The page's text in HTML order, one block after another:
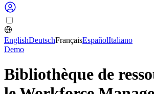
EnglishDeutschFrançaisEspañolItaliano
Demo
Bibliothèque de